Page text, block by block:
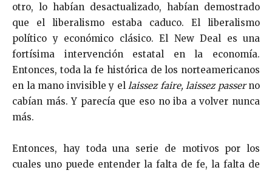
otro, lo habían desactualizado, habían demostrado
que el liberalismo estaba caduco. El liberalismo
político y económico clásico. El New Deal es una
fortísima intervención estatal en la economía.
Entonces, toda la fe histórica de los norteamericanos
en la mano invisible y el laissez faire, laissez passerno
cabían más. Y parecía que eso no iba a volver nunca
más.
Entonces, hay toda una serie de motivos por los
cuales uno puede entender la falta de fe, la falta de